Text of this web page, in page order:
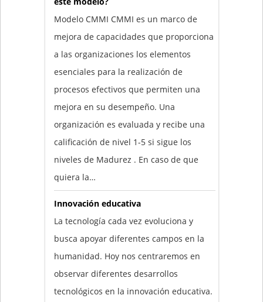
Modelo CMMI CMMI es un marco de
mejora de capacidades que proporciona
a las organizaciones los elementos
esenciales para la realización de
procesos efectivos que permiten una
mejora en su desempeño. Una
organización es evaluada y recibe una
calificación de nivel 1-5 si sigue los
niveles de Madurez . En caso de que
quiera la…
Innovación educativa
La tecnología cada vez evoluciona y
busca apoyar diferentes campos en la
humanidad. Hoy nos centraremos en
observar diferentes desarrollos
tecnológicos en la innovación educativa.